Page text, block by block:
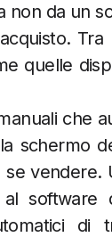
non da un
quelle
che
schermo
vendere.
software
di